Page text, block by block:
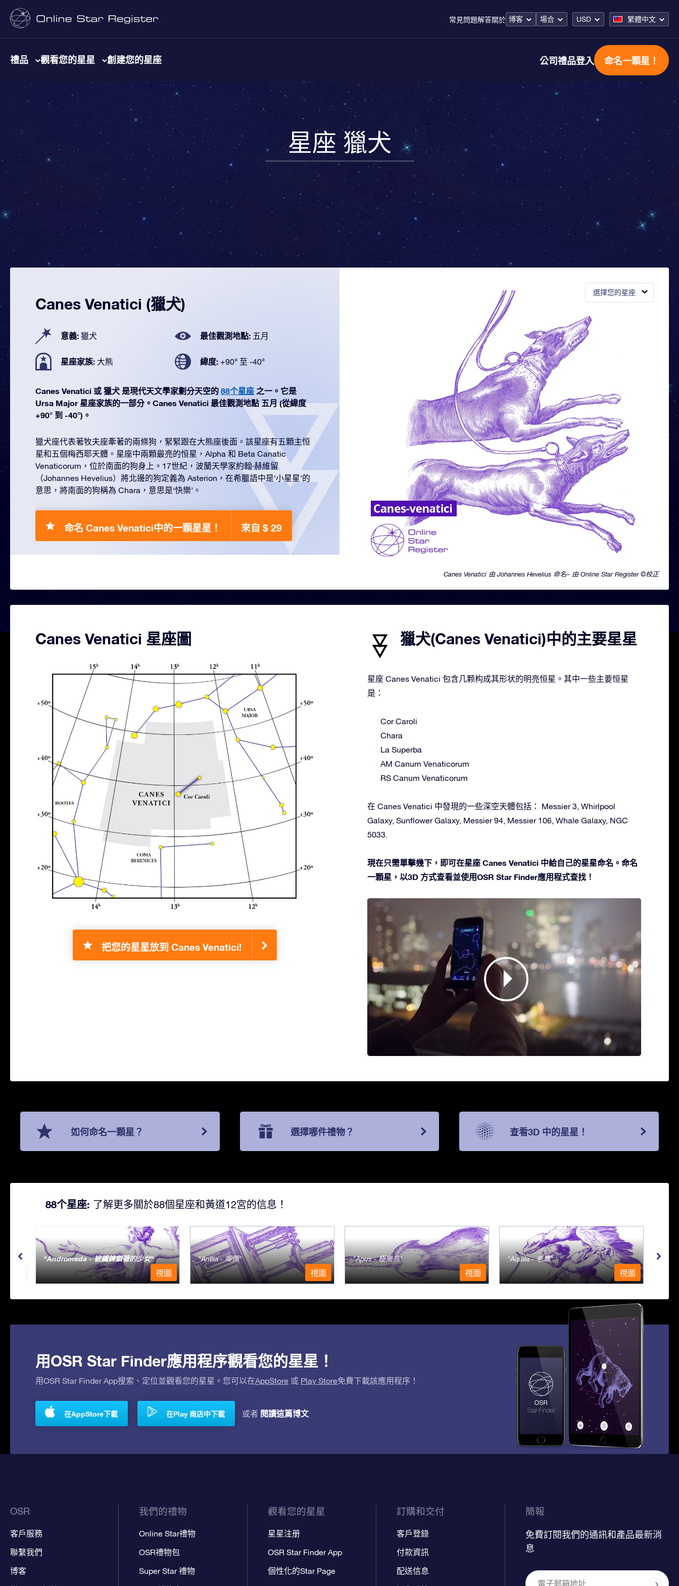
常見問題解答關於 博客 場合 USD 繁體中文
禮品 觀看您的星星 創建您的星座 公司禮品登入 命名一顆星！
星座 獵犬
選擇您的星座
Canes Venatici 由 Johannes Hevelius 命名– 由 Online Star Register ©校正
Canes Venatici (獵犬)
意義: 獵犬 最佳觀測地點: 五月
星座家族: 大熊 緯度: +90° 至 -40°
Canes Venatici 或 獵犬 是現代天文學家劃分天空的 88个星座 之一。它是
Ursa Major 星座家族的一部分。Canes Venatici 最佳觀測地點 五月 (從緯度
+90° 到 -40°)。
獵犬座代表著牧夫座牽著的兩條狗，緊緊跟在大熊座後面。該星座有五顆主恒
星和五個梅西耶天體。星座中兩顆最亮的恒星，Alpha 和 Beta Canatic
Venaticorum，位於南面的狗身上。17世紀，波蘭天學家約翰·赫維留
（Johannes Hevelius）將北邊的狗定義為 Asterion，在希臘語中是‘小星星’的
意思，將南面的狗稱為 Chara，意思是‘快樂’。
命名 Canes Venatici中的一顆星星！ 來自 $ 29
Canes Venatici 星座圖
把您的星星放到 Canes Venatici!
獵犬(Canes Venatici)中的主要星星
星座 Canes Venatici 包含几颗构成其形状的明亮恒星。其中一些主要恒星
是：
Cor Caroli
Chara
La Superba
AM Canum Venaticorum
RS Canum Venaticorum
在 Canes Venatici 中發現的一些深空天體包括： Messier 3, Whirlpool
Galaxy, Sunflower Galaxy, Messier 94, Messier 106, Whale Galaxy, NGC
5033.
現在只需單擊幾下，即可在星座 Canes Venatici 中給自己的星星命名。命名
一顆星，以3D 方式查看並使用OSR Star Finder應用程式查找！
如何命名一顆星？ 選擇哪件禮物？ 查看3D 中的星星！
88个星座: 了解更多關於88個星座和黃道12宮的信息！
Andromeda - 被鐵鍊鎖著的少女
視圖
Antlia - 唧筒
視圖
Apus - 極樂鳥
視圖
Aquila - 老鷹
視圖
用OSR Star Finder應用程序觀看您的星星！
用OSR Star Finder App搜索、定位並觀看您的星星。您可以在AppStore 或 Play Store免費下載該應用程序！
在AppStore下載 在Play 商店中下載 或者 閱讀這篇博文
OSR
客戶服務
聯繫我們
博客
我們的禮物
Online Star禮物
OSR禮物包
Super Star 禮物
觀看您的星星
星星注册
OSR Star Finder App
個性化的Star Page
訂購和交付
客戶登錄
付款資訊
配送信息
簡報
免費訂閱我們的通訊和產品最新消
息